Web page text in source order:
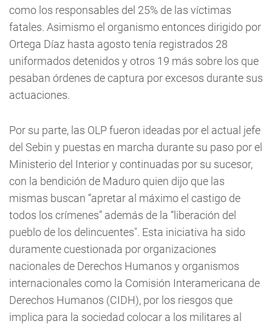
como los responsables del 25% de las víctimas
fatales. Asimismo el organismo entonces dirigido por
Ortega Díaz hasta agosto tenía registrados 28
uniformados detenidos y otros 19 más sobre los que
pesaban órdenes de captura por excesos durante sus
actuaciones.
Por su parte, las OLP fueron ideadas por el actual jefe
del Sebin y puestas en marcha durante su paso por el
Ministerio del Interior y continuadas por su sucesor,
con la bendición de Maduro quien dijo que las
mismas buscan “apretar al máximo el castigo de
todos los crímenes” además de la “liberación del
pueblo de los delincuentes". Esta iniciativa ha sido
duramente cuestionada por organizaciones
nacionales de Derechos Humanos y organismos
internacionales como la Comisión Interamericana de
Derechos Humanos (CIDH), por los riesgos que
implica para la sociedad colocar a los militares al